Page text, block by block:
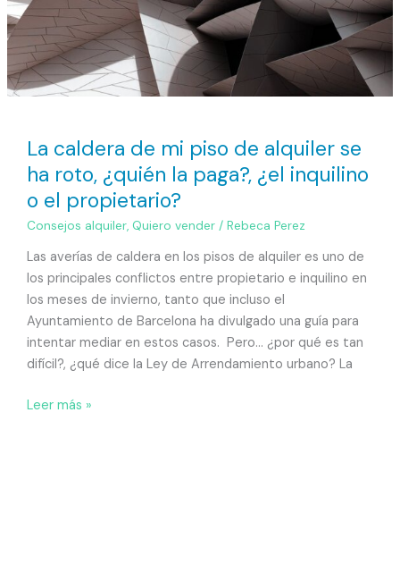
La caldera de mi piso de alquiler se
ha roto, ¿quién la paga?, ¿el inquilino
o el propietario?
Consejos alquiler, Quiero vender/ Rebeca Perez
Las averías de caldera en los pisos de alquiler es uno de
los principales conflictos entre propietario e inquilino en
los meses de invierno, tanto que incluso el
Ayuntamiento de Barcelona ha divulgado una guía para
intentar mediar en estos casos. Pero… ¿por qué es tan
difícil?, ¿qué dice la Ley de Arrendamiento urbano? La
inquilino
o
el
propietario?
Leer más »